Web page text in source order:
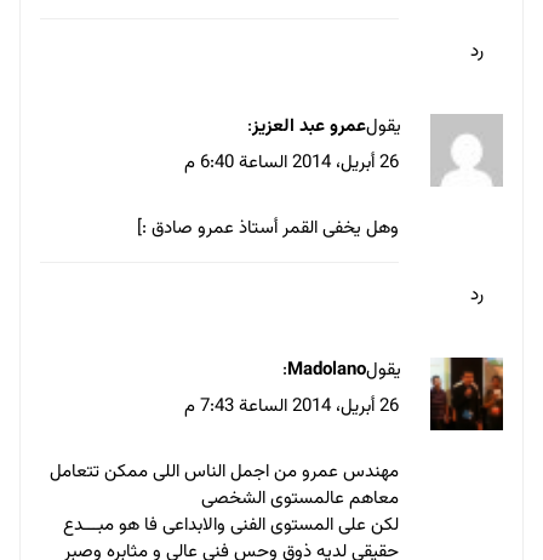
رد
يقولعمرو عبد العزيز:
26 أبريل، 2014 الساعة 6:40 م
وهل يخفى القمر أستاذ عمرو صادق :]
رد
يقولMadolano
:
26 أبريل، 2014 الساعة 7:43 م
مهندس عمرو من اجمل الناس اللى ممكن تتعامل
معاهم عالمستوى الشخصى
لكن على المستوى الفنى والابداعى فا هو مبـــدع
حقيقى لديه ذوق وحس فنى عالى و مثابره وصبر